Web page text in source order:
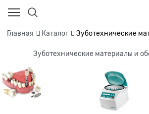
Главная Каталог Зуботехнические
Зуботехнические материалы и